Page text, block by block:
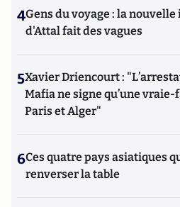
4Gens du voyage : la
d'Attal fait des vagues
5Xavier Driencourt :
Mafia ne signe qu’une
Paris et Alger"
6Ces quatre pays asiatiques
renverser la table